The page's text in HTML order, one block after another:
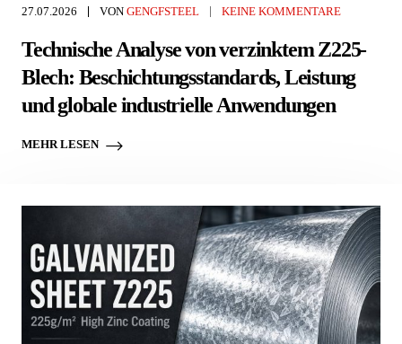
27.07.2026 VON GENGFSTEEL KEINE KOMMENTARE
Technische Analyse von verzinktem Z225-
Blech: Beschichtungsstandards, Leistung
und globale industrielle Anwendungen
MEHR LESEN